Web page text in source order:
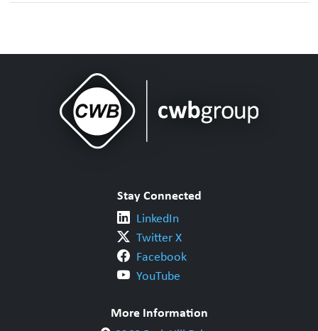
Stay Connected
LinkedIn
Twitter X
Facebook
YouTube
More Information